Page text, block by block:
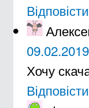
Відповісти
Хочу
Відповісти